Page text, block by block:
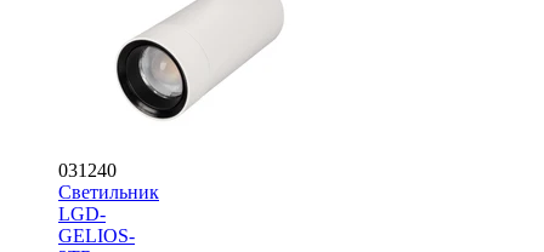
031240
Светильник
LGD-
GELIOS-